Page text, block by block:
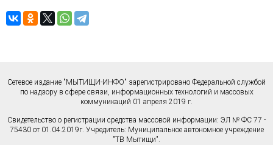
Сетевое издание "МЫТИЩИ-ИНФО" зарегистрировано Федеральной службой
по надзору в сфере связи, информационных технологий и массовых
коммуникаций 01 апреля 2019 г.
Свидетельство о регистрации средства массовой информации: ЭЛ № ФС 77 -
75430 от 01.04.2019г. Учредитель: Муниципальное автономное учреждение
"ТВ Мытищи".